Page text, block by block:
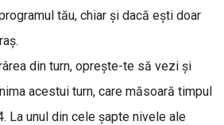
tău, chiar şi dacă ești doar
din turn, oprește-te să vezi și
acestui turn, care măsoară timpul
La unul din cele șapte nivele ale